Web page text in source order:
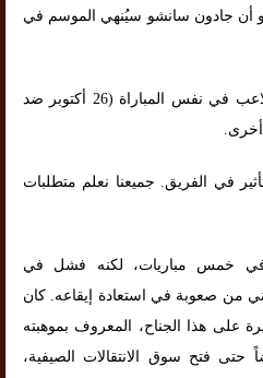
أن جادون سانشو سيُنهي الموسم في
“ليس من الجيد أن يُستبدل أي لاعب في نفس المباراة (26 أكتوبر ضد
في الفريق. جميعنا نعلم متطلبات
في خمس مباريات، لكنه فشل في
من صعوبة في استعادة إيقاعه. كان
على هذا الجناح، المعروف بموهبته
فتح سوق الانتقالات الصيفية،